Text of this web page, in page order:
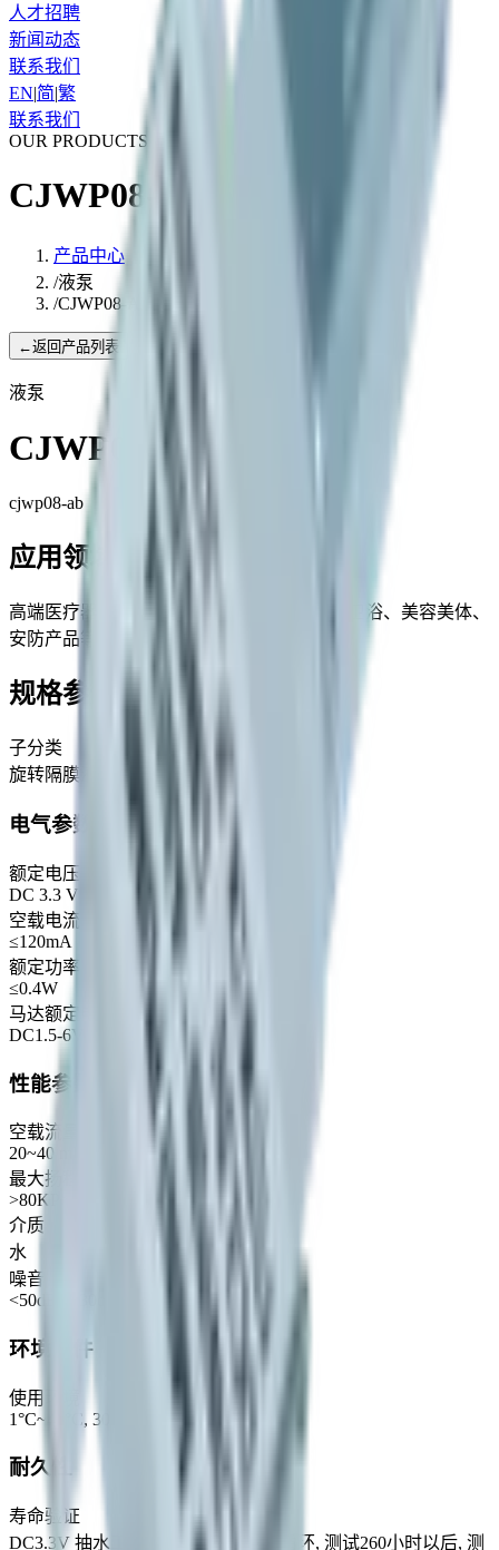
人才招聘
新闻动态
联系我们
EN|简|繁
联系我们
OUR PRODUCTS
CJWP08-AB
产品中心
/液泵
/CJWP08-AB
←返回产品列表
液泵
CJWP08-AB
cjwp08-ab
应用领域
高端医疗器械、清洁电器、家用电器、厨房卫浴、美容美体、
安防产品等
规格参数
子分类
旋转隔膜液泵
电气参数
额定电压
DC 3.3 V
空载电流
≤120mA
额定功率
≤0.4W
马达额定电压（建议范围）
DC1.5-6V
性能参数
空载流量
20~40 mL/min
最大扬程/最大水压
>80KPa
介质
水
噪音
<50dB @30cm
环境条件
使用环境
1°C~45°C, 30%~80%RH
耐久性
寿命验证
DC3.3V 抽水工作10秒, 停10秒为一循环, 测试260小时以后, 测